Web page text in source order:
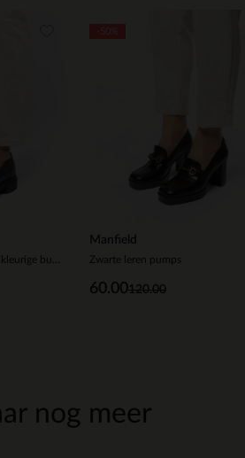
Manfield
Zwarte leren pumps
120.00
60.00
nog meer